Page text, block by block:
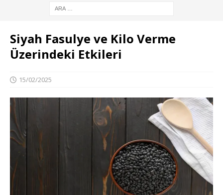
Siyah Fasulye ve Kilo Verme
Üzerindeki Etkileri
15/02/2025